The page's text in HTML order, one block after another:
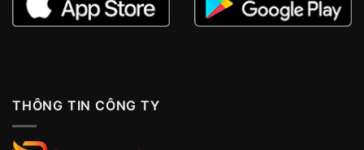
THÔNG TIN CÔNG TY